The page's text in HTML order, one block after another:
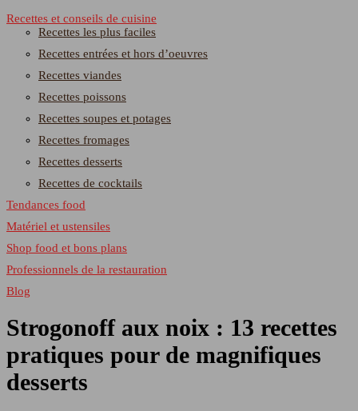
Recettes et conseils de cuisine
Recettes les plus faciles
Recettes entrées et hors d’oeuvres
Recettes viandes
Recettes poissons
Recettes soupes et potages
Recettes fromages
Recettes desserts
Recettes de cocktails
Tendances food
Matériel et ustensiles
Shop food et bons plans
Professionnels de la restauration
Blog
Strogonoff aux noix : 13 recettes
pratiques pour de magnifiques
desserts